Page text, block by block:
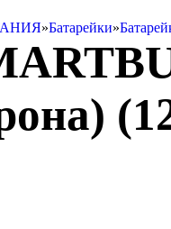
»Батарейки»